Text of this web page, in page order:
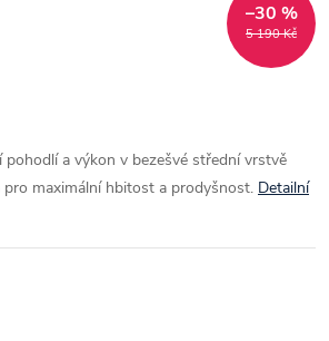
5 190 Kč
–30 %
pohodlí a výkon v bezešvé střední vrstvě
pro maximální hbitost a prodyšnost. Detailní